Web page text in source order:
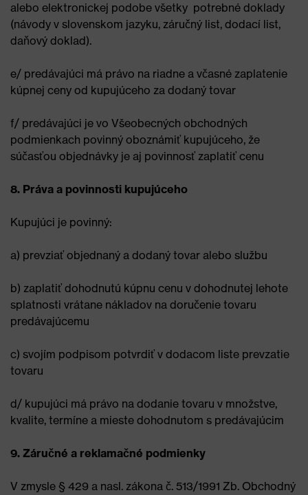
alebo elektronickej podobe všetky potrebné doklady
(návody v slovenskom jazyku, záručný list, dodací list,
daňový doklad).
e/ predávajúci má právo na riadne a včasné zaplatenie
kúpnej ceny od kupujúceho za dodaný tovar
f/ predávajúci je vo Všeobecných obchodných
podmienkach povinný oboznámiť kupujúceho, že
súčasťou objednávky je aj povinnosť zaplatiť cenu
8. Práva a povinnosti kupujúceho
Kupujúci je povinný:
a) prevziať objednaný a dodaný tovar alebo službu
b) zaplatiť dohodnutú kúpnu cenu v dohodnutej lehote
splatnosti vrátane nákladov na doručenie tovaru
predávajúcemu
c) svojím podpisom potvrdiť v dodacom liste prevzatie
tovaru
d/ kupujúci má právo na dodanie tovaru v množstve,
kvalite, termíne a mieste dohodnutom s predávajúcim
9. Záručné a reklamačné podmienky
V zmysle § 429 a nasl. zákona č. 513/1991 Zb. Obchodný